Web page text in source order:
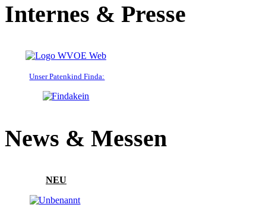
Internes & Presse
Unser Patenkind Finda:
News & Messen
NEU